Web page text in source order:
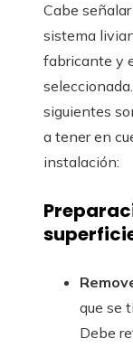
Cabe
sistema
fabricante y
siguientes
a tener en
instalación:
que se
Debe